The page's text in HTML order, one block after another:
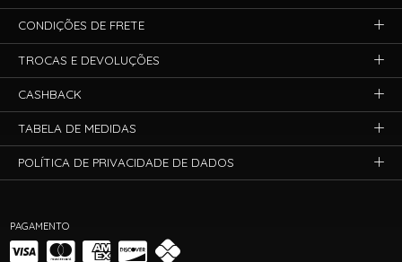
PAGAMENTO
CONDIÇÕES DE FRETE
TROCAS E DEVOLUÇÕES
CASHBACK
TABELA DE MEDIDAS
POLÍTICA DE PRIVACIDADE DE DADOS